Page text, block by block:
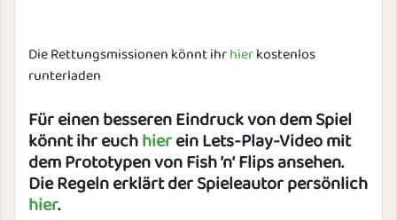
Die Rettungsmissionen könnt ihrhierkostenlos
runterladen
Für einen besseren Eindruck von dem Spiel
könnt ihr euchhierein Lets-Play-Video mit
dem Prototypen von Fish ’n‘ Flips ansehen.
Die Regeln erklärt der Spieleautor persönlich
hier.